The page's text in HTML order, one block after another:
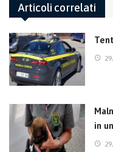
Articoli correlati
in